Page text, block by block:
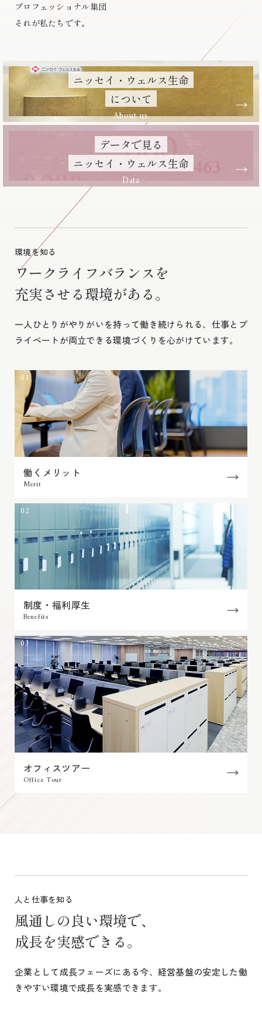
プロフェッショナル集団
それが私たちです。
ニッセイ・ウェルス生命
について
About us
データで見る
ニッセイ・ウェルス生命
Data
環境を知る
ワークライフバランスを
充実させる環境がある。
一人ひとりがやりがいを持って働き続けられる、 仕事とプ
ライベートが両立できる環境づくりを心がけています。
01
働くメリット
Merit
02
制度・福利厚生
Benefits
03
オフィスツアー
Office Tour
人と仕事を知る
風通しの良い環境で、
成長を実感できる。
企業として成長フェーズにある今、 経営基盤の安定した働
きやすい環境で成長を実感できます。